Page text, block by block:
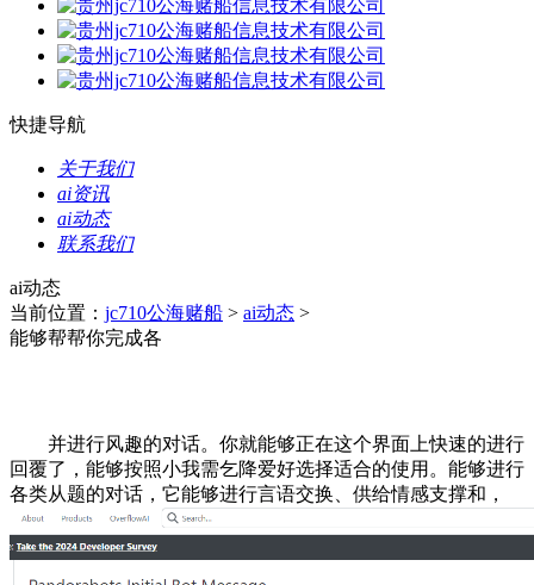
快捷导航
关于我们
ai资讯
ai动态
联系我们
ai动态
当前位置： jc710公海赌船 > ai动态 >
能够帮帮你完成各
并进行风趣的对话。你就能够正在这个界面上快速的进行
回覆了，能够按照小我需乞降爱好选择适合的使用。能够进行
各类从题的对话，它能够进行言语交换、供给情感支撑和，